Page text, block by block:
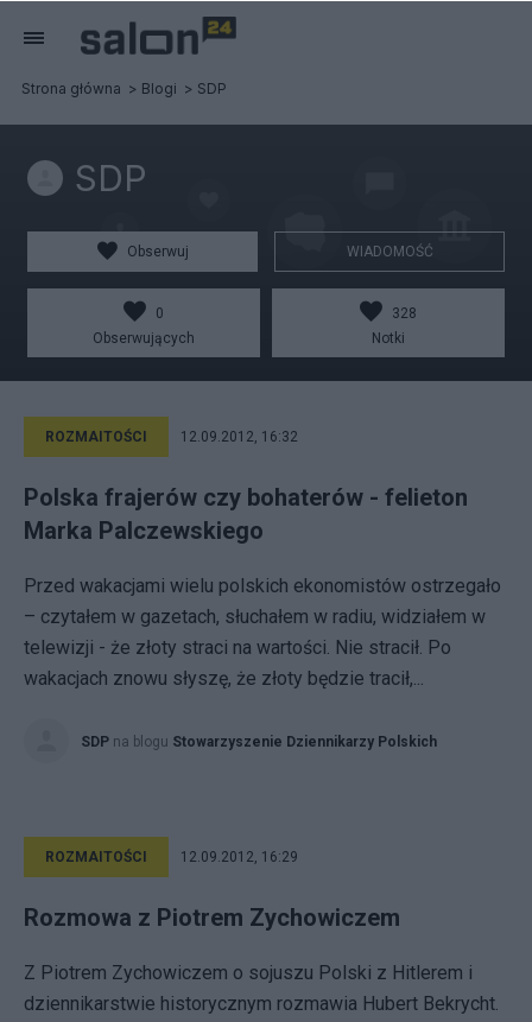
Strona główna Blogi SDP
SDP
Obserwuj WIADOMOŚĆ
0
Obserwujących
328
Notki
ROZMAITOŚCI 12.09.2012, 16:32
Polska frajerów czy bohaterów - felieton
Marka Palczewskiego
Przed wakacjami wielu polskich ekonomistów ostrzegało
– czytałem w gazetach, słuchałem w radiu, widziałem w
telewizji - że złoty straci na wartości. Nie stracił. Po
wakacjach znowu słyszę, że złoty będzie tracił,...
SDP na blogu Stowarzyszenie Dziennikarzy Polskich
ROZMAITOŚCI 12.09.2012, 16:29
Rozmowa z Piotrem Zychowiczem
Z Piotrem Zychowiczem o sojuszu Polski z Hitlerem i
dziennikarstwie historycznym rozmawia Hubert Bekrycht.